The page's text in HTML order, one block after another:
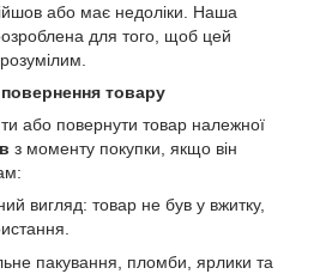
або має недоліки. Наша
для того, щоб цей
товару
або повернути товар належної
з моменту покупки, якщо він
вигляд: товар не був у вжитку,
пакування, пломби, ярлики та